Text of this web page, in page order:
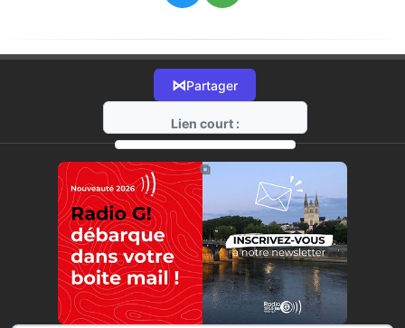
⋈Partager
Lien court :
https://radio-g.fr?17157
⧉